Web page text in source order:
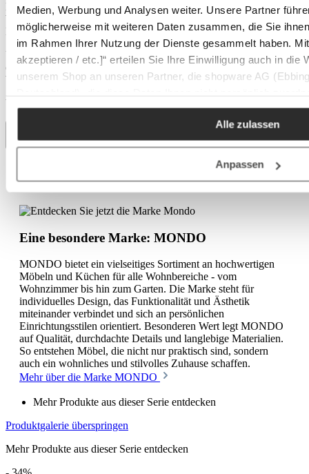
Medien, Werbung und Analysen weiter. Unsere Partner
möglicherweise mit weiteren Daten zusammen, die Sie
im Rahmen Ihrer Nutzung der Dienste gesammelt haben.
akzeptieren / etc.]“ erteilen Sie Ihre Einwilligung auch in die
unserem Shop an unseren Partner, die shopware AG
Zwecken (z.B. Produktverbesserungen,
Alle zulassen
Anpassen
Der Versand Ihrer Bestellung erfolgt als Paket mit DHL. Sobald die
Ware unser Lager verlässt, erhalten Sie eine Versandbestätigung per
E-Mail inklusive Sendungsverfolgung.
Über die Sendungsverfolgung können Sie Ihre Lieferung jederzeit
online verfolgen und bei Bedarf Zustelloptionen wie
Wunschzustelltag oder Lieferung an einen Nachbarn festlegen.
Versandkosten: 7,95 €
Eine besondere Marke: MONDO
Eine besondere Marke: MONDO
MONDO bietet ein vielseitiges Sortiment an hochwertigen
Möbeln und Küchen für alle Wohnbereiche - vom
Wohnzimmer bis hin zum Garten. Die Marke steht für
individuelles Design, das Funktionalität und Ästhetik
miteinander verbindet und sich an persönlichen
Einrichtungsstilen orientiert. Besonderen Wert legt MONDO
auf Qualität, durchdachte Details und langlebige Materialien.
So entstehen Möbel, die nicht nur praktisch sind, sondern
auch ein wohnliches und stilvolles Zuhause schaffen.
Mehr über die Marke MONDO
Mehr Produkte aus dieser Serie entdecken
Produktgalerie überspringen
Mehr Produkte aus dieser Serie entdecken